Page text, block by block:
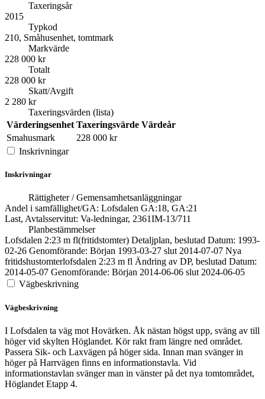
Taxeringsår
2015
Typkod
210, Småhusenhet, tomtmark
Markvärde
228 000 kr
Totalt
228 000 kr
Skatt/Avgift
2 280 kr
Taxeringsvärden (lista)
Värderingsenhet Taxeringsvärde Värdeår
Smahusmark
228 000 kr
Inskrivningar
Inskrivningar
Rättigheter / Gemensamhetsanläggningar
Andel i samfällighet/GA: Lofsdalen GA:18, GA:21
Last, Avtalsservitut: Va-ledningar, 2361IM-13/711
Planbestämmelser
Lofsdalen 2:23 m fl(fritidstomter) Detaljplan, beslutad Datum: 1993-
02-26 Genomförande: Början 1993-03-27 slut 2014-07-07 Nya
fritidshustomterlofsdalen 2:23 m fl Ändring av DP, beslutad Datum:
2014-05-07 Genomförande: Början 2014-06-06 slut 2024-06-05
Vägbeskrivning
Vägbeskrivning
I Lofsdalen ta väg mot Hovärken. Åk nästan högst upp, sväng av till
höger vid skylten Höglandet. Kör rakt fram längre ned området.
Passera Sik- och Laxvägen på höger sida. Innan man svänger in
höger på Harrvägen finns en informationstavla. Vid
informationstavlan svänger man in vänster på det nya tomtområdet,
Höglandet Etapp 4.